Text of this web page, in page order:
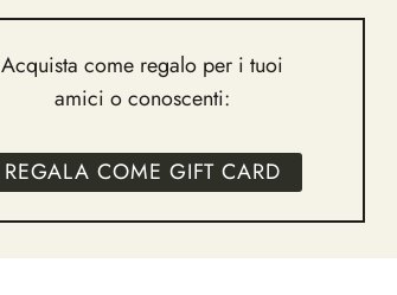
Acquista come regalo per i tuoi
amici o conoscenti:
REGALA COME GIFT CARD